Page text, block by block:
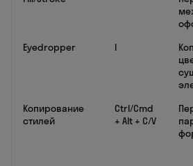
Eyedropper
I
Копирование
стилей
Ctrl/Cmd
+ Alt + C/V